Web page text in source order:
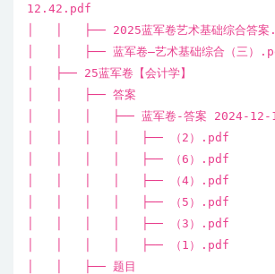
12.42.pdf
│ │ ├── 2025蓝军卷艺术基础综合答
│ │ ├── 蓝军卷—艺术基础综合（三）
│ ├── 25蓝军卷【会计学】
│ │ ├── 答案
│ │ │ ├── 蓝军卷-答案 2024-12-
│ │ │ │ ├── （2）.pdf
│ │ │ │ ├── （6）.pdf
│ │ │ │ ├── （4）.pdf
│ │ │ │ ├── （5）.pdf
│ │ │ │ ├── （3）.pdf
│ │ │ │ ├── （1）.pdf
│ │ ├── 题目